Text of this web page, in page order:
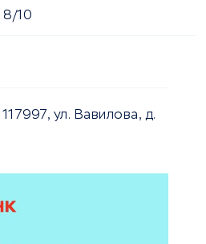
8/10
ул. Вавилова, д.